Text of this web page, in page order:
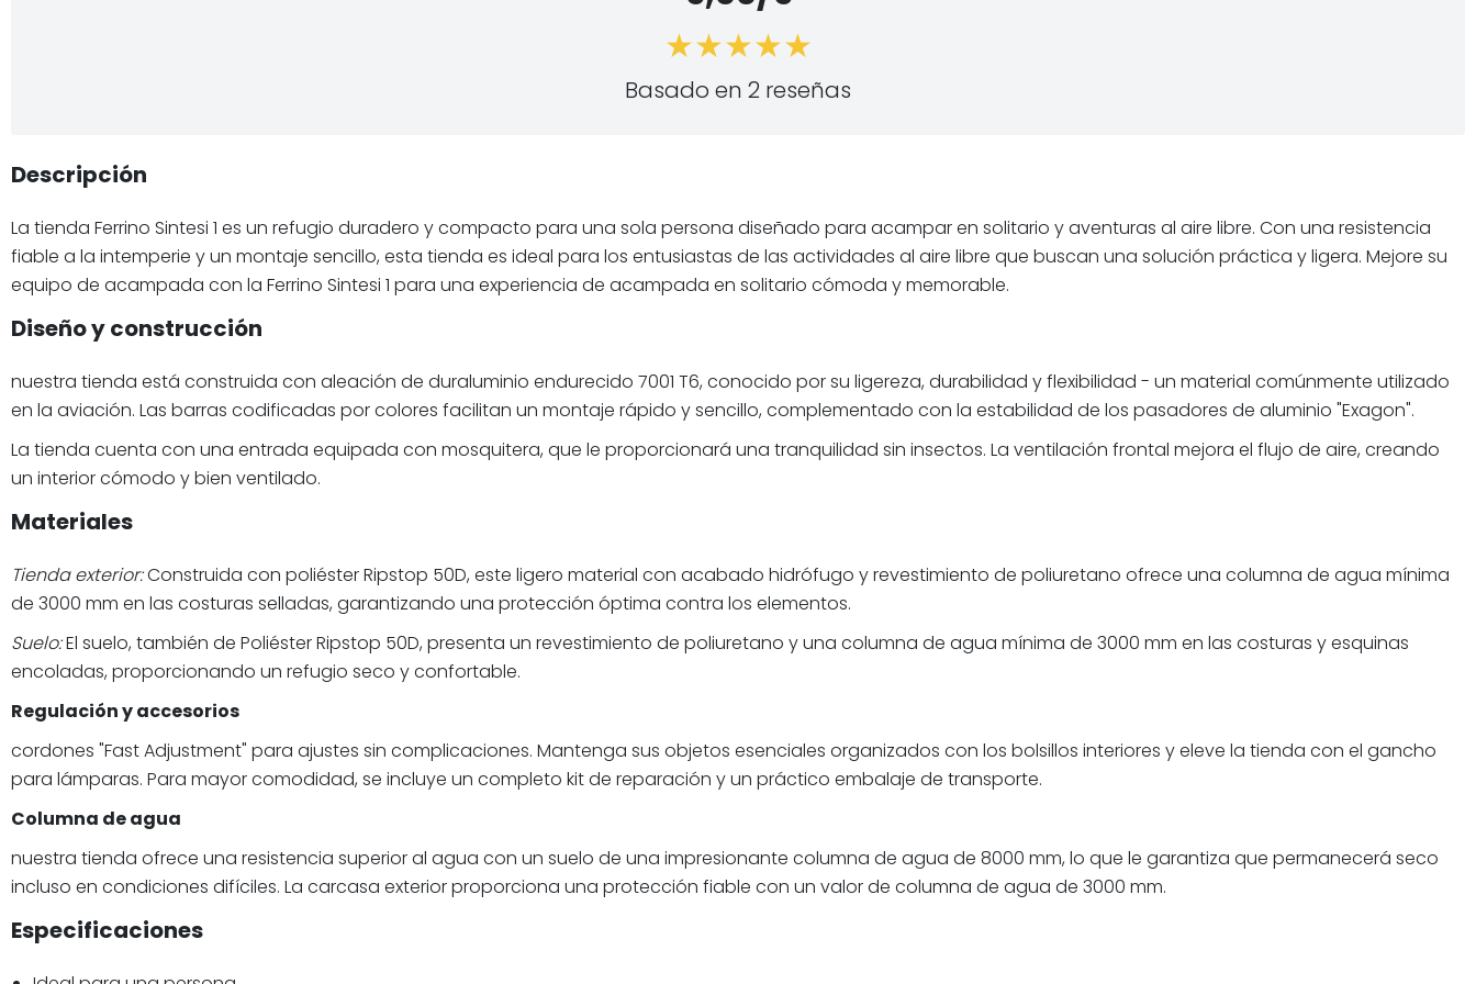
Basado en 2 reseñas
Descripción
La tienda Ferrino Sintesi 1 es un refugio duradero y compacto para una sola persona diseñado para acampar en solitario y aventuras al aire libre. Con una resistencia
fiable a la intemperie y un montaje sencillo, esta tienda es ideal para los entusiastas de las actividades al aire libre que buscan una solución práctica y ligera. Mejore su
equipo de acampada con la Ferrino Sintesi 1 para una experiencia de acampada en solitario cómoda y memorable.
Diseño y construcción
nuestra tienda está construida con aleación de duraluminio endurecido 7001 T6, conocido por su ligereza, durabilidad y flexibilidad - un material comúnmente utilizado
en la aviación. Las barras codificadas por colores facilitan un montaje rápido y sencillo, complementado con la estabilidad de los pasadores de aluminio "Exagon".
La tienda cuenta con una entrada equipada con mosquitera, que le proporcionará una tranquilidad sin insectos. La ventilación frontal mejora el flujo de aire, creando
un interior cómodo y bien ventilado.
Materiales
Tienda exterior:Construida con poliéster Ripstop 50D, este ligero material con acabado hidrófugo y revestimiento de poliuretano ofrece una columna de agua mínima
de 3000 mm en las costuras selladas, garantizando una protección óptima contra los elementos.
Suelo:El suelo, también de Poliéster Ripstop 50D, presenta un revestimiento de poliuretano y una columna de agua mínima de 3000 mm en las costuras y esquinas
encoladas, proporcionando un refugio seco y confortable.
Regulación y accesorios
cordones "Fast Adjustment" para ajustes sin complicaciones. Mantenga sus objetos esenciales organizados con los bolsillos interiores y eleve la tienda con el gancho
para lámparas. Para mayor comodidad, se incluye un completo kit de reparación y un práctico embalaje de transporte.
Columna de agua
nuestra tienda ofrece una resistencia superior al agua con un suelo de una impresionante columna de agua de 8000 mm, lo que le garantiza que permanecerá seco
incluso en condiciones difíciles. La carcasa exterior proporciona una protección fiable con un valor de columna de agua de 3000 mm.
Especificaciones